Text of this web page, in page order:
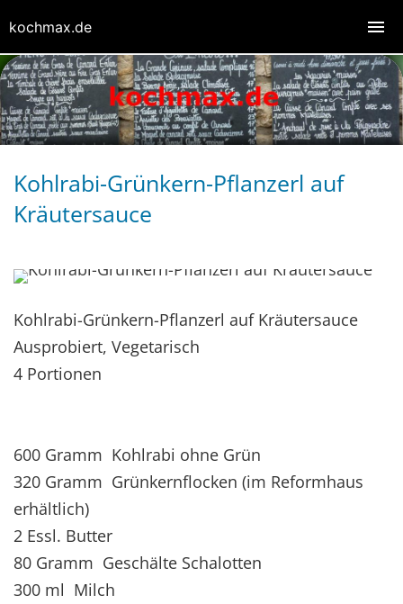
Kohlrabi-Grünkern-Pflanzerl auf
Kräutersauce
Kohlrabi-Grünkern-Pflanzerl auf Kräutersauce
Ausprobiert, Vegetarisch
4 Portionen
600 Gramm Kohlrabi ohne Grün
320 Gramm Grünkernflocken (im Reformhaus
erhältlich)
2 Essl. Butter
80 Gramm Geschälte Schalotten
300 ml Milch
kochmax.de